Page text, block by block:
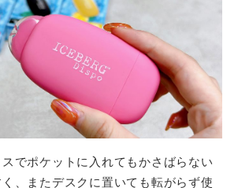
でポケットに入れてもかさばらない
、またデスクに置いても転がらず使